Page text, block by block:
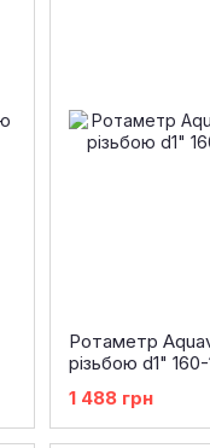
Ротаметр
різьбою d1"
1 488 грн